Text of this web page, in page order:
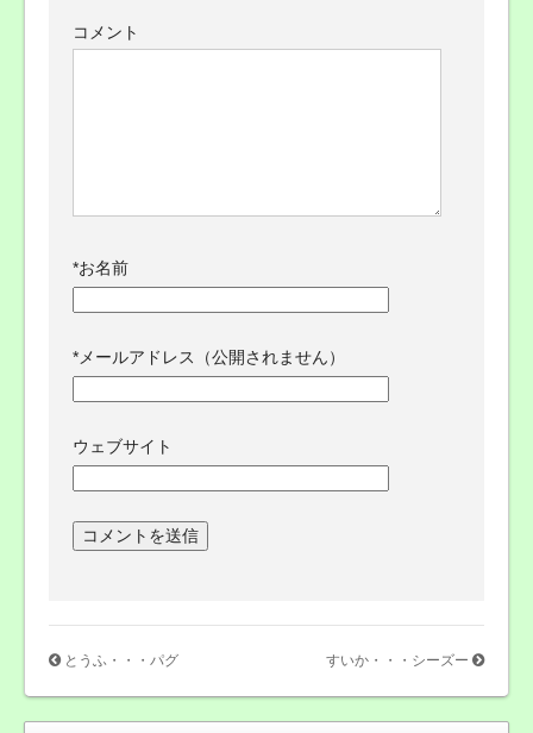
コメント
*お名前
* メールアドレス（公開されません）
ウェブサイト
とうふ・・・パグ すいか・・・シーズー